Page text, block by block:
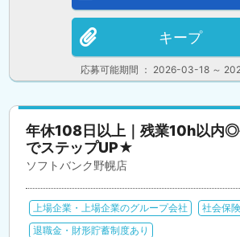
応募可能期間 ： 2026-03-18 ～
キープ
年休108日以上｜残業10h以内
でステップUP★
ソフトバンク野幌店
上場企業・上場企業のグループ会社
社会保
退職金・財形貯蓄制度あり